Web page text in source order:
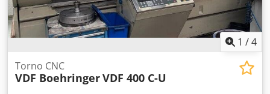
1 /4
Torno CNC
VDF BoehringerVDF 400 C-U